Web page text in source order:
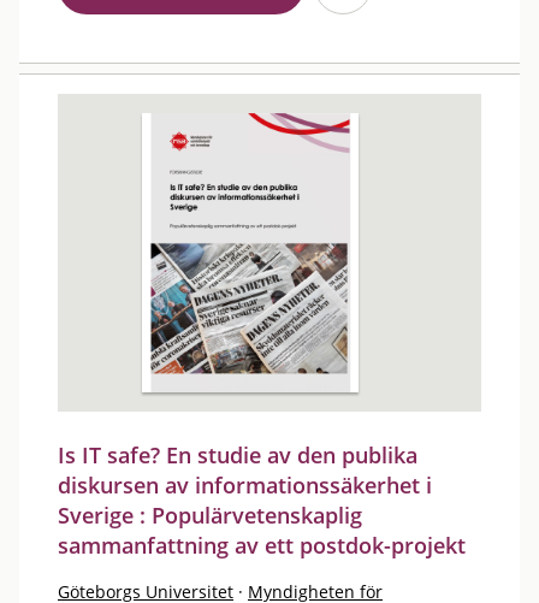
Is IT safe? En studie av den publika
diskursen av informationssäkerhet i
Sverige : Populärvetenskaplig
sammanfattning av ett postdok-projekt
Göteborgs Universitet · Myndigheten för